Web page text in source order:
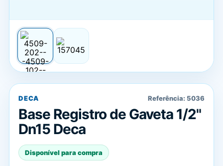
DECA Referência: 5036
Base Registro de Gaveta 1/2"
Dn15 Deca
Disponível para compra